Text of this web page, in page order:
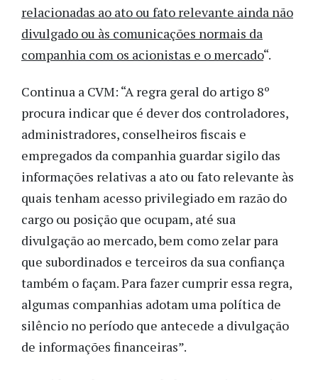
relacionadas ao ato ou fato relevante ainda não
divulgado ou às comunicações normais da
companhia com os acionistas e o mercado“.
Continua a CVM: “A regra geral do artigo 8º
procura indicar que é dever dos controladores,
administradores, conselheiros fiscais e
empregados da companhia guardar sigilo das
informações relativas a ato ou fato relevante às
quais tenham acesso privilegiado em razão do
cargo ou posição que ocupam, até sua
divulgação ao mercado, bem como zelar para
que subordinados e terceiros da sua confiança
também o façam. Para fazer cumprir essa regra,
algumas companhias adotam uma política de
silêncio no período que antecede a divulgação
de informações financeiras”.